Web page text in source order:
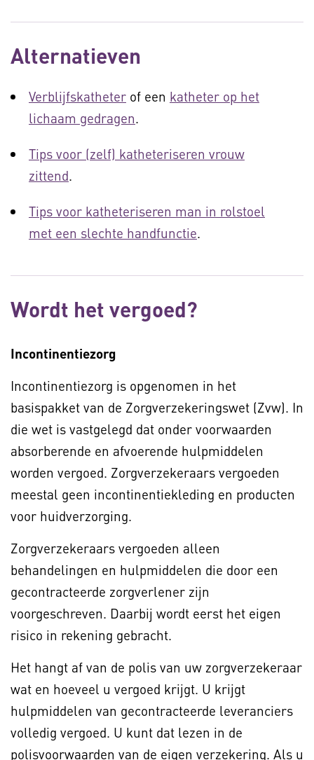
Alternatieven
Verblijfskatheter of een katheter op het
lichaam gedragen.
Tips voor (zelf) katheteriseren vrouw
zittend.
Tips voor katheteriseren man in rolstoel
met een slechte handfunctie.
Wordt het vergoed?
Incontinentiezorg
Incontinentiezorg is opgenomen in het
basispakket van de Zorgverzekeringswet (Zvw). In
die wet is vastgelegd dat onder voorwaarden
absorberende en afvoerende hulpmiddelen
worden vergoed. Zorgverzekeraars vergoeden
meestal geen incontinentiekleding en producten
voor huidverzorging.
Zorgverzekeraars vergoeden alleen
behandelingen en hulpmiddelen die door een
gecontracteerde zorgverlener zijn
voorgeschreven. Daarbij wordt eerst het eigen
risico in rekening gebracht.
Het hangt af van de polis van uw zorgverzekeraar
wat en hoeveel u vergoed krijgt. U krijgt
hulpmiddelen van gecontracteerde leveranciers
volledig vergoed. U kunt dat lezen in de
polisvoorwaarden van de eigen verzekering. Als u